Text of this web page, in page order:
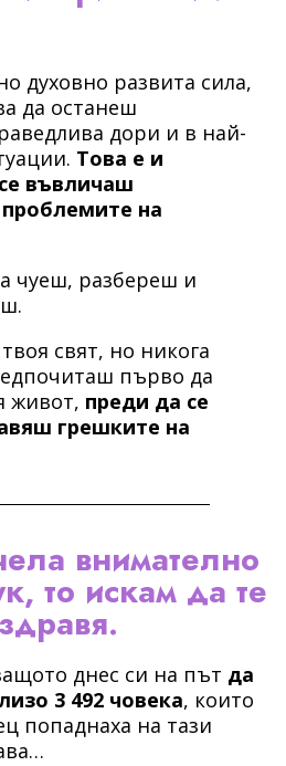
духовно развита сила,
да останеш
дори и в най-
Това е и
въвличаш
на
чуеш, разбереш и
свят, но никога
първо да
живот, преди да се
грешките на
внимателно
то искам да те
днес си на път да
3 492 човека, които
попаднаха на тази